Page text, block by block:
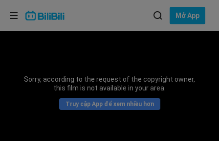
Mở App
Sorry, according to the request of the copyright owner,
this film is not available in your area.
Truy cập App để xem nhiều hơn
Lựa chọn ngôn ngữ
Bahasa Indonesia